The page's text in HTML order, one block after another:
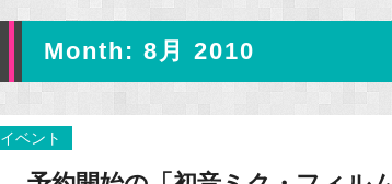
Month: 8月 2010
イベント